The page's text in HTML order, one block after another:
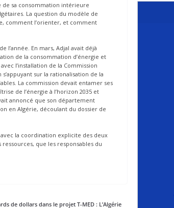
de sa consommation intérieure
La question du modèle de
comment l’orienter, et comment
l’année. En mars, Adjal avait déjà
de la consommation d’énergie et
l’installation de la Commission
sur la rationalisation de la
La commission devait entamer ses
de l’énergie à l’horizon 2035 et
annoncé que son département
en Algérie, découlant du dossier de
la coordination explicite des deux
que les responsables du
de dollars dans le projet T-MED : L’Algérie